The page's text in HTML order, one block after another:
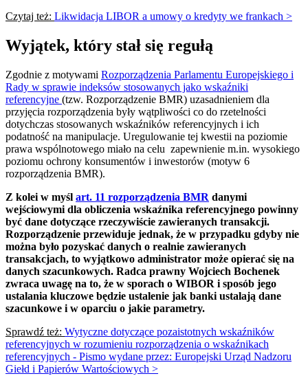
Czytaj też: Likwidacja LIBOR a umowy o kredyty we frankach >
Wyjątek, który stał się regułą
Zgodnie z motywami Rozporządzenia Parlamentu Europejskiego i
Rady w sprawie indeksów stosowanych jako wskaźniki
referencyjne (tzw. Rozporządzenie BMR) uzasadnieniem dla
przyjęcia rozporządzenia były wątpliwości co do rzetelności
dotychczas stosowanych wskaźników referencyjnych i ich
podatność na manipulacje. Uregulowanie tej kwestii na poziomie
prawa wspólnotowego miało na celu zapewnienie m.in. wysokiego
poziomu ochrony konsumentów i inwestorów (motyw 6
rozporządzenia BMR).
Z kolei w myśl art. 11 rozporządzenia BMR danymi
wejściowymi dla obliczenia wskaźnika referencyjnego powinny
być dane dotyczące rzeczywiście zawieranych transakcji.
Rozporządzenie przewiduje jednak, że w przypadku gdyby nie
można było pozyskać danych o realnie zawieranych
transakcjach, to wyjątkowo administrator może opierać się na
danych szacunkowych. Radca prawny Wojciech Bochenek
zwraca uwagę na to, że w sporach o WIBOR i sposób jego
ustalania kluczowe będzie ustalenie jak banki ustalają dane
szacunkowe i w oparciu o jakie parametry.
Sprawdź też: Wytyczne dotyczące pozaistotnych wskaźników
referencyjnych w rozumieniu rozporządzenia o wskaźnikach
referencyjnych - Pismo wydane przez: Europejski Urząd Nadzoru
Giełd i Papierów Wartościowych >